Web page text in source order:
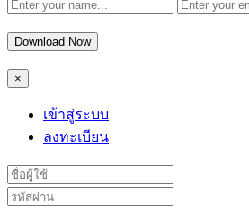
Download Now
×
เข้าสู่ระบบ
ลงทะเบียน